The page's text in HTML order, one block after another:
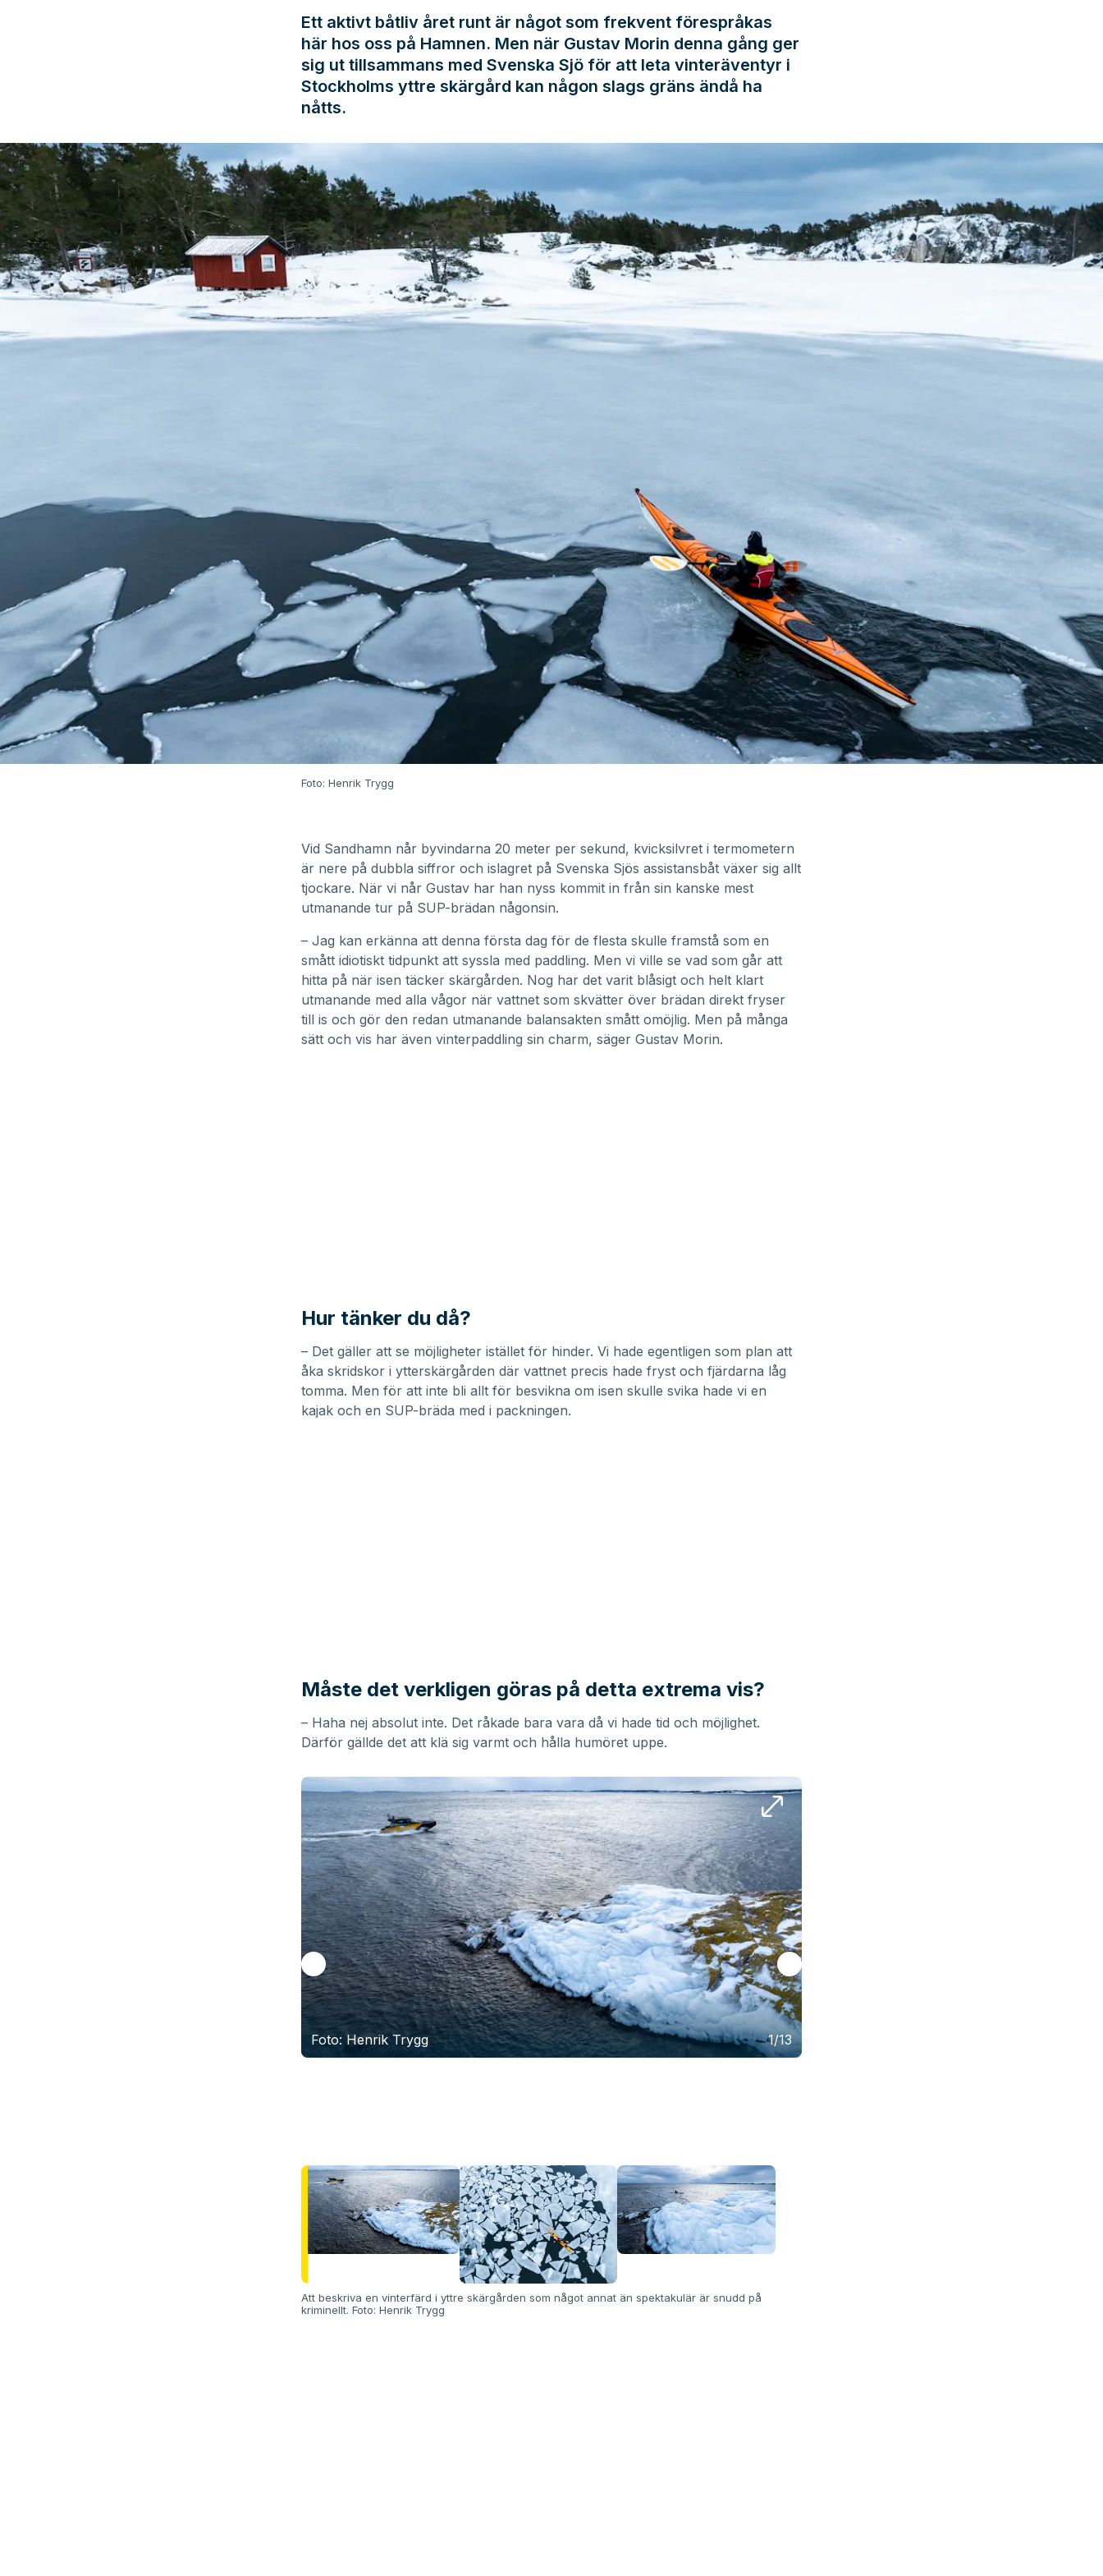
Ett aktivt båtliv året runt är något som frekvent förespråkas
här hos oss på Hamnen. Men när Gustav Morin denna gång ger
sig ut tillsammans med Svenska Sjö för att leta vinteräventyr i
Stockholms yttre skärgård kan någon slags gräns ändå ha
nåtts.
Foto: Henrik Trygg
Vid Sandhamn når byvindarna 20 meter per sekund, kvicksilvret i termometern
är nere på dubbla siffror och islagret på Svenska Sjös assistansbåt växer sig allt
tjockare. När vi når Gustav har han nyss kommit in från sin kanske mest
utmanande tur på SUP-brädan någonsin.
– Jag kan erkänna att denna första dag för de flesta skulle framstå som en
smått idiotiskt tidpunkt att syssla med paddling. Men vi ville se vad som går att
hitta på när isen täcker skärgården. Nog har det varit blåsigt och helt klart
utmanande med alla vågor när vattnet som skvätter över brädan direkt fryser
till is och gör den redan utmanande balansakten smått omöjlig. Men på många
sätt och vis har även vinterpaddling sin charm, säger Gustav Morin.
Hur tänker du då?
– Det gäller att se möjligheter istället för hinder. Vi hade egentligen som plan att
åka skridskor i ytterskärgården där vattnet precis hade fryst och fjärdarna låg
tomma. Men för att inte bli allt för besvikna om isen skulle svika hade vi en
kajak och en SUP-bräda med i packningen.
Måste det verkligen göras på detta extrema vis?
– Haha nej absolut inte. Det råkade bara vara då vi hade tid och möjlighet.
Därför gällde det att klä sig varmt och hålla humöret uppe.
Foto: Henrik Trygg 1/13
Att beskriva en vinterfärd i yttre skärgården som något annat än spektakulär är snudd på
kriminellt. Foto: Henrik Trygg